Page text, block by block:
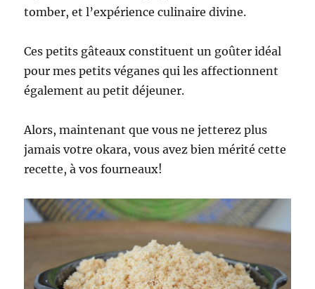
tomber, et l’expérience culinaire divine.
Ces petits gâteaux constituent un goûter idéal
pour mes petits véganes qui les affectionnent
également au petit déjeuner.
Alors, maintenant que vous ne jetterez plus
jamais votre okara, vous avez bien mérité cette
recette, à vos fourneaux!